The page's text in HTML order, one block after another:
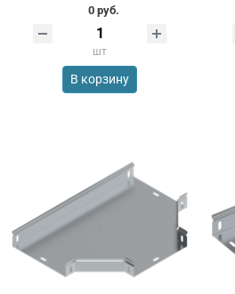
0 руб.
шт
В корзину